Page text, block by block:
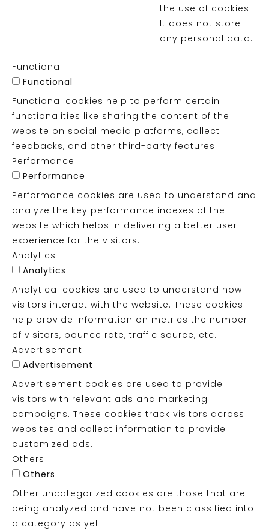
the use of cookies.
It does not store
any personal data.
Functional
Functional
Functional cookies help to perform certain
functionalities like sharing the content of the
website on social media platforms, collect
feedbacks, and other third-party features.
Performance
Performance
Performance cookies are used to understand and
analyze the key performance indexes of the
website which helps in delivering a better user
experience for the visitors.
Analytics
Analytics
Analytical cookies are used to understand how
visitors interact with the website. These cookies
help provide information on metrics the number
of visitors, bounce rate, traffic source, etc.
Advertisement
Advertisement
Advertisement cookies are used to provide
visitors with relevant ads and marketing
campaigns. These cookies track visitors across
websites and collect information to provide
customized ads.
Others
Others
Other uncategorized cookies are those that are
being analyzed and have not been classified into
a category as yet.